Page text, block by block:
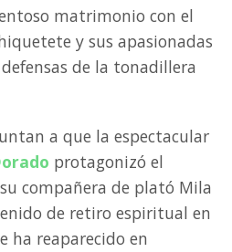
matrimonio con el
y sus apasionadas
defensas de la tonadillera
a que la espectacular
protagonizó el
compañera de plató Mila
de retiro espiritual en
ha reaparecido en